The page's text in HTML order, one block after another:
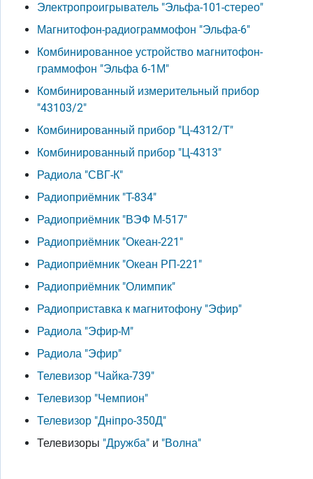
Электропроигрыватель "Эльфа-101-стерео"
Магнитофон-радиограммофон "Эльфа-6"
Комбинированное устройство магнитофон-
граммофон "Эльфа 6-1М"
Комбинированный измерительный прибор
"43103/2"
Комбинированный прибор "Ц-4312/Т"
Комбинированный прибор "Ц-4313"
Радиола "СВГ-К"
Радиоприёмник "T-834"
Радиоприёмник "ВЭФ М-517"
Радиоприёмник "Океан-221"
Радиоприёмник "Океан РП-221"
Радиоприёмник "Олимпик"
Радиоприставка к магнитофону "Эфир"
Радиола "Эфир-М"
Радиола "Эфир"
Телевизор "Чайка-739"
Телевизор "Чемпион"
Телевизор "Днiпро-350Д"
Телевизоры "Дружба" и "Волна"